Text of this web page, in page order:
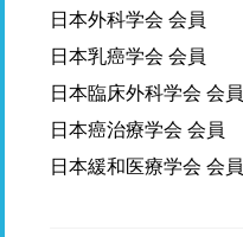
日本外科学会 会員
日本乳癌学会 会員
日本臨床外科学会 会員
日本癌治療学会 会員
日本緩和医療学会 会員